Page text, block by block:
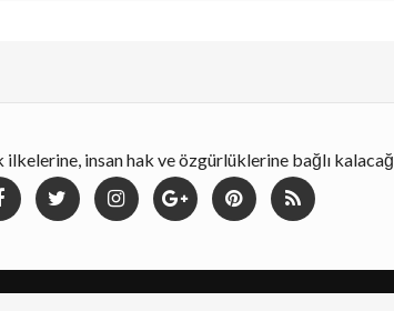
ilkelerine, insan hak ve özgürlüklerine bağlı